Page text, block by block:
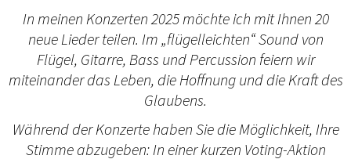
In meinen Konzerten 2025 möchte ich mit Ihnen 20
neue Lieder teilen. Im „flügelleichten“ Sound von
Flügel, Gitarre, Bass und Percussion feiern wir
miteinander das Leben, die Hoffnung und die Kraft des
Glaubens.
Während der Konzerte haben Sie die Möglichkeit, Ihre
Stimme abzugeben: In einer kurzen Voting-Aktion